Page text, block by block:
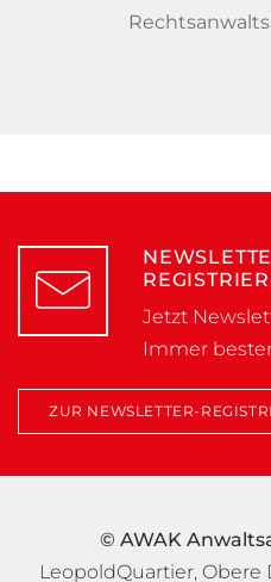
Jetzt
Immer
ZUR NEWSLETTER-
© AWAK
LeopoldQuartier, Obere